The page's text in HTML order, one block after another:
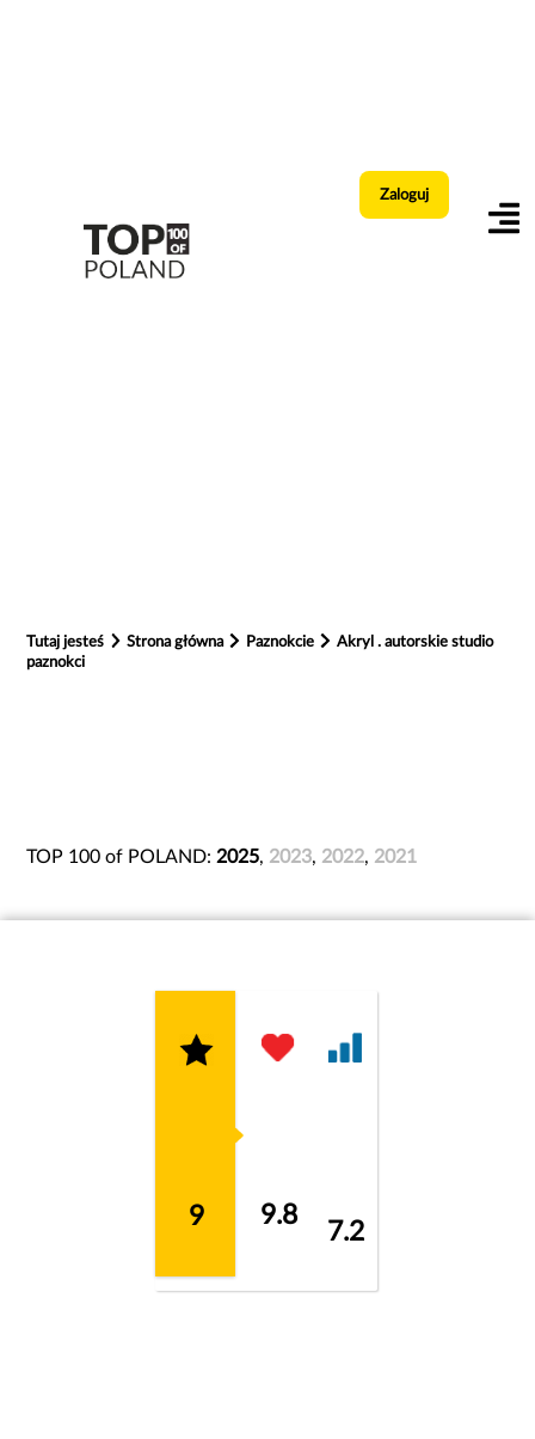
Zaloguj
Tutaj jesteś Strona główna Paznokcie
Akryl . autorskie studio
paznokci
TOP 100 of POLAND: 2025, 2023, 2022, 2021
9 9.8
7.2